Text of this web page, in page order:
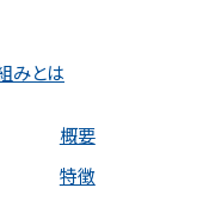
みとは
概要
特徴